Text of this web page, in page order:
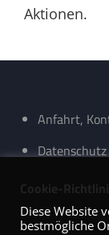
Aktionen.
Anfahrt,
Datenschutz
Diese Website
bestmögliche